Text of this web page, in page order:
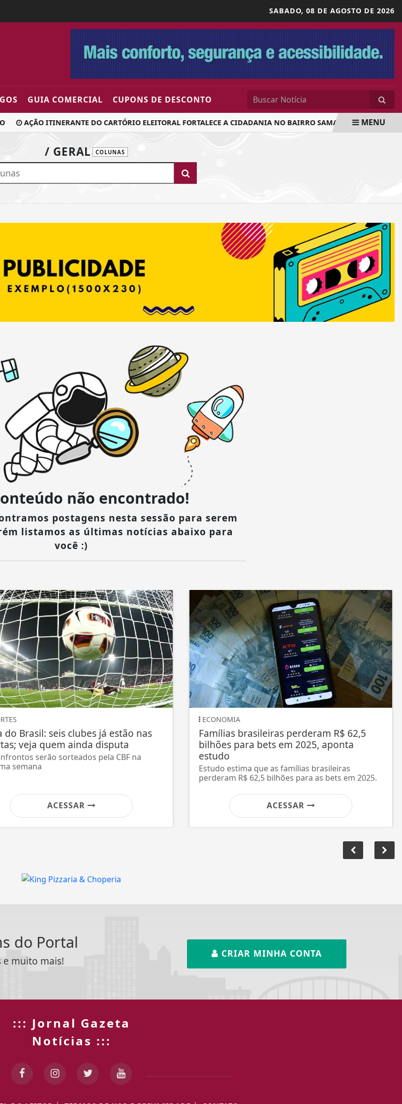
SABADO, 08 DE AGOSTO DE 2026
GUIA COMERCIAL CUPONS DE DESCONTO
AÇÃO ITINERANTE DO CARTÓRIO ELEITORAL FORTALECE A CIDADANIA NO BAIRRO SAMAMBAIA MENU
/ GERAL COLUNAS
não encontrado!
postagens nesta sessão para serem
listamos as últimas notícias abaixo para
você :)
já estão nas
disputa
pela CBF na
Famílias brasileiras perderam R$ 62,5
bilhões para bets em 2025, aponta
estudo
Estudo estima que as famílias brasileiras
perderam R$ 62,5 bilhões para as bets em 2025.
ACESSAR
Prouni
nova
de agosto
do Portal
e muito mais!
CRIAR MINHA CONTA
::: Jornal Gazeta
Notícias :::